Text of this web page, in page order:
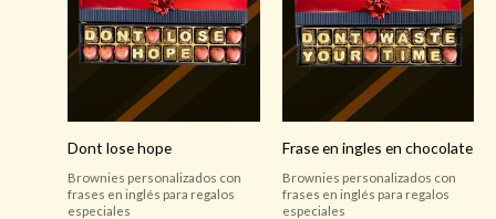
Dont lose hope
Brownies personalizados con
frases en inglés para regalos
especiales
Frase en ingles en chocolate
Brownies personalizados con
frases en inglés para regalos
especiales